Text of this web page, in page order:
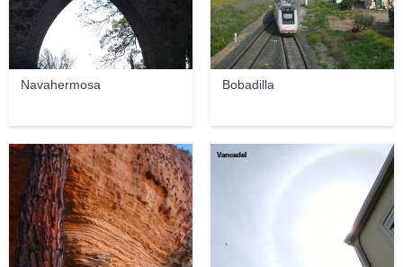
Navahermosa Bobadilla
Jari Koivunen Vancedel